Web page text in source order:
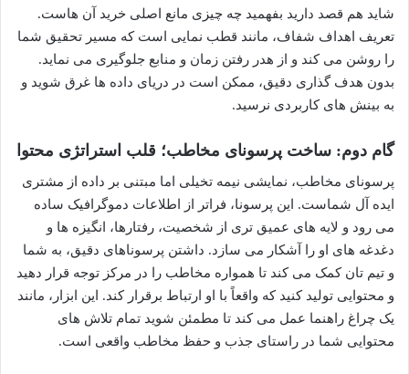
شاید هم قصد دارید بفهمید چه چیزی مانع اصلی خرید آن هاست.
تعریف اهداف شفاف، مانند قطب نمایی است که مسیر تحقیق شما
را روشن می کند و از هدر رفتن زمان و منابع جلوگیری می نماید.
بدون هدف گذاری دقیق، ممکن است در دریای داده ها غرق شوید و
به بینش های کاربردی نرسید.
گام دوم: ساخت پرسونای مخاطب؛ قلب استراتژی محتوا
پرسونای مخاطب، نمایشی نیمه تخیلی اما مبتنی بر داده از مشتری
ایده آل شماست. این پرسونا، فراتر از اطلاعات دموگرافیک ساده
می رود و لایه های عمیق تری از شخصیت، رفتارها، انگیزه ها و
دغدغه های او را آشکار می سازد. داشتن پرسوناهای دقیق، به شما
و تیم تان کمک می کند تا همواره مخاطب را در مرکز توجه قرار دهید
و محتوایی تولید کنید که واقعاً با او ارتباط برقرار کند. این ابزار، مانند
یک چراغ راهنما عمل می کند تا مطمئن شوید تمام تلاش های
محتوایی شما در راستای جذب و حفظ مخاطب واقعی است.